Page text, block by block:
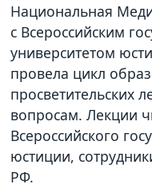
Национальная
с Всероссийским
университетом
провела цикл
просветительских
вопросам. Лекции
Всероссийского
юстиции,
РФ.